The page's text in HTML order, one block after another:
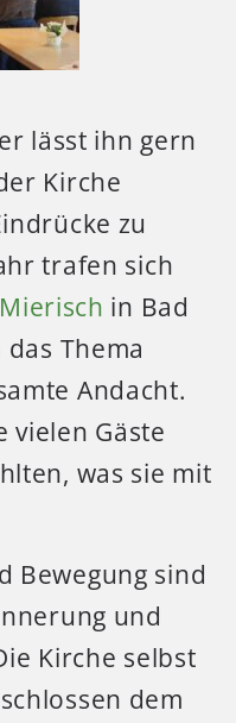
lässt ihn gern
Kirche
zu
trafen sich
in Bad
Thema
Andacht.
vielen Gäste
was sie mit
Bewegung sind
und
Kirche selbst
dem